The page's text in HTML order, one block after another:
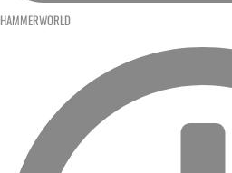
HAMMERWORLD